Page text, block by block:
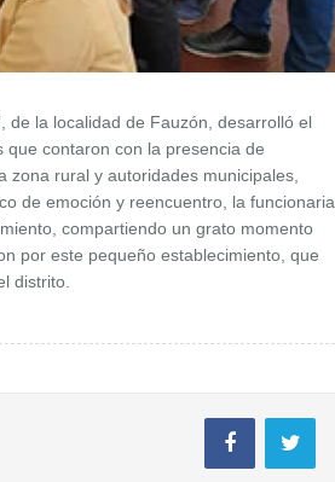
de la localidad de Fauzón, desarrolló el
contaron con la presencia de
rural y autoridades municipales,
de emoción y reencuentro, la funcionaria
compartiendo un grato momento
por este pequeño establecimiento, que
distrito.